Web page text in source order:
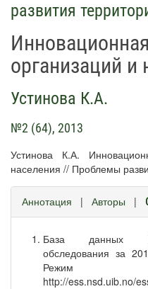
развития
организаций и
Устинова К.А.
№2 (64), 2013
Устинова К.А.
населения // Проблемы
Аннотация | Авторы |
База данных
обследования за
Режим
http://ess.nsd.uib.no/